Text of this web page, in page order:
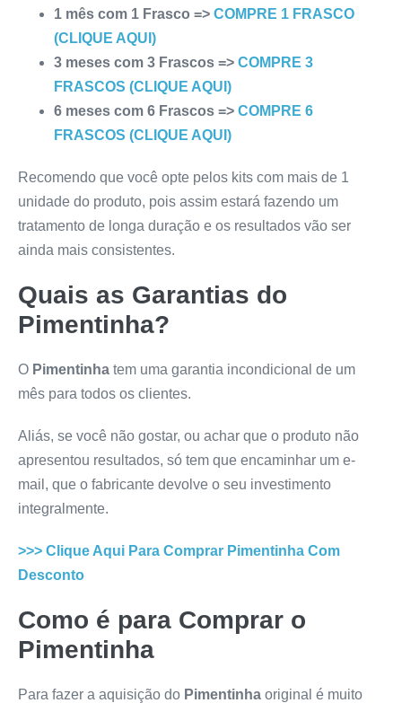
1 mês com 1 Frasco => COMPRE 1 FRASCO
(CLIQUE AQUI)
3 meses com 3 Frascos => COMPRE 3
FRASCOS (CLIQUE AQUI)
6 meses com 6 Frascos => COMPRE 6
FRASCOS (CLIQUE AQUI)
Recomendo que você opte pelos kits com mais de 1
unidade do produto, pois assim estará fazendo um
tratamento de longa duração e os resultados vão ser
ainda mais consistentes.
Quais as Garantias do
Pimentinha?
O Pimentinha tem uma garantia incondicional de um
mês para todos os clientes.
Aliás, se você não gostar, ou achar que o produto não
apresentou resultados, só tem que encaminhar um e-
mail, que o fabricante devolve o seu investimento
integralmente.
>>> Clique Aqui Para Comprar Pimentinha Com
Desconto
Como é para Comprar o
Pimentinha
Para fazer a aquisição do Pimentinha original é muito